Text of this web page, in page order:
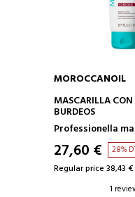
ADD TO
MOROCCANOIL
MASCARILLA
BURDEOS
Professionella
27,60 € 28%
Regular price 38,43 €
1